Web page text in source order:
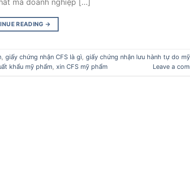
READING →
, giấy chứng nhận CFS là gì, giấy chứng nhận lưu hành tự do mỹ
khẩu mỹ phẩm, xin CFS mỹ phẩm Leave a